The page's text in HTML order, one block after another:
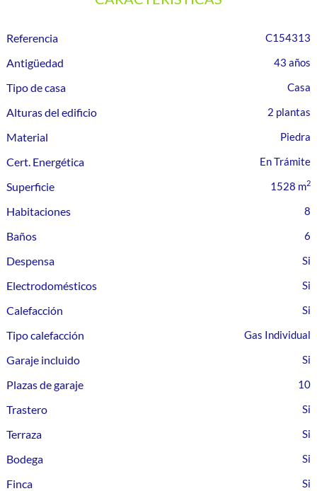
Referencia C154313
Antigüedad 43 años
Tipo de casa Casa
Alturas del edificio 2 plantas
Material Piedra
Cert. Energética En Trámite
Superficie 1528 m2
Habitaciones 8
Baños 6
Despensa
Electrodomésticos
Calefacción
Tipo calefacción
Gas Individual
Garaje incluido
Plazas de garaje
10
Trastero
Terraza
Bodega
Finca